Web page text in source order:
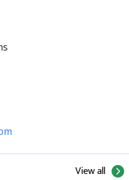
இதழ்கள் தொடர்ந்து
உண்மையை
விடுதலைப்புலித்
தொகுத்து,View all